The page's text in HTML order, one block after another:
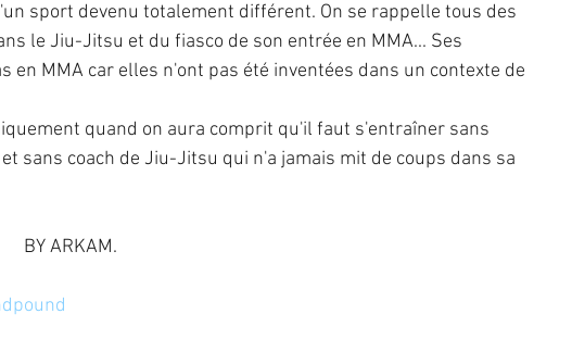
sport devenu totalement différent. On se rappelle tous des
le Jiu-Jitsu et du fiasco de son entrée en MMA... Ses
en MMA car elles n'ont pas été inventées dans un contexte de
quand on aura comprit qu'il faut s'entraîner sans
sans coach de Jiu-Jitsu qui n'a jamais mit de coups dans sa
                                                                   BY ARKAM.